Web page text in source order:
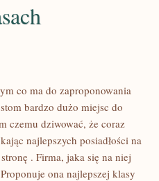
co ma do zaproponowania
bardzo dużo miejsc do
czemu dziwować, że coraz
najlepszych posiadłości na
. Firma, jaka się na niej
ona najlepszej klasy